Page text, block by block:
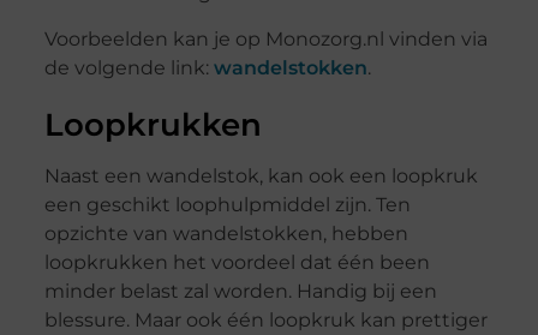
Voorbeelden kan je op Monozorg.nl vinden via
de volgende link: wandelstokken.
Loopkrukken
Naast een wandelstok, kan ook een loopkruk
een geschikt loophulpmiddel zijn. Ten
opzichte van wandelstokken, hebben
loopkrukken het voordeel dat één been
minder belast zal worden. Handig bij een
blessure. Maar ook één loopkruk kan prettiger